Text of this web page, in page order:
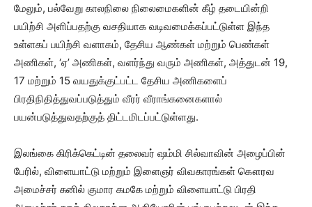
​மேலும், பல்வேறு காலநிலை நிலைமைகளின் கீழ் தடையின்றி
பயிற்சி அளிப்பதற்கு வசதியாக வடிவமைக்கப்பட்டுள்ள இந்த
உள்ளகப் பயிற்சி வளாகம், தேசிய ஆண்கள் மற்றும் பெண்கள்
அணிகள், ‘ஏ’ அணிகள், வளர்ந்து வரும் அணிகள், அத்துடன் 19,
17 மற்றும் 15 வயதுக்குட்பட்ட தேசிய அணிகளைப்
பிரதிநிதித்துவப்படுத்தும் வீரர் வீராங்கனைகளால்
பயன்படுத்துவதற்குத் திட்டமிடப்பட்டுள்ளது.
​இலங்கை கிரிக்கெட்டின் தலைவர் ஷம்மி சில்வாவின் அழைப்பின்
பேரில், விளையாட்டு மற்றும் இளைஞர் விவகாரங்கள் கௌரவ
அமைச்சர் சுனில் குமார கமகே மற்றும் விளையாட்டு பிரதி